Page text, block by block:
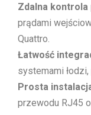
Zdalna kontrola
prądami
Quattro.
Łatwość
systemami
Prosta
przewodu RJ45